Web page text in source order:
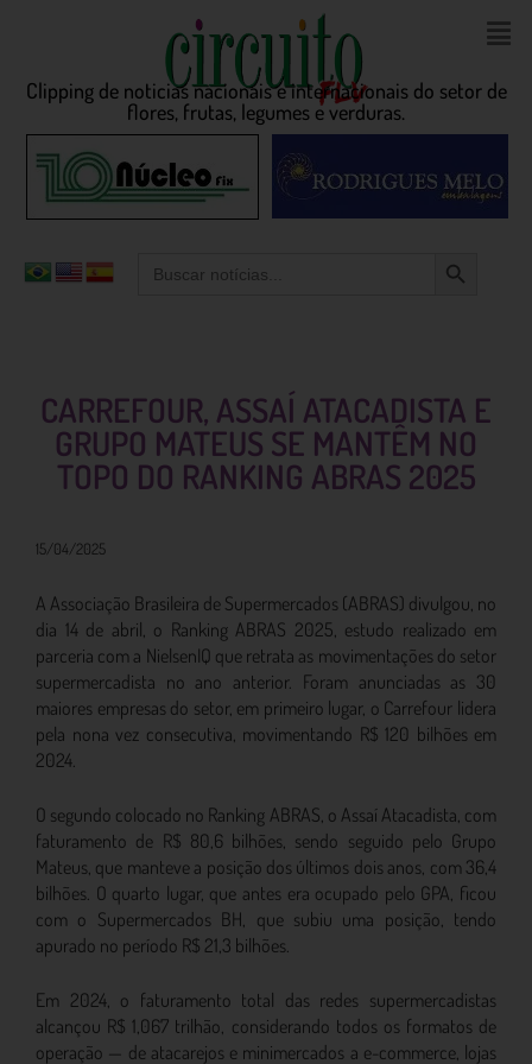
Clipping de noticias nacionais e internacionais do setor de
flores, frutas, legumes e verduras.
for:
CARREFOUR, ASSAÍ ATACADISTA E
GRUPO MATEUS SE MANTÊM NO
TOPO DO RANKING ABRAS 2025
15/04/2025
A Associação Brasileira de Supermercados (ABRAS) divulgou, no
dia 14 de abril, o Ranking ABRAS 2025, estudo realizado em
parceria com a NielsenIQ que retrata as movimentações do setor
supermercadista no ano anterior. Foram anunciadas as 30
maiores empresas do setor, em primeiro lugar, o Carrefour lidera
pela nona vez consecutiva, movimentando R$ 120 bilhões em
2024.
O segundo colocado no Ranking ABRAS, o Assaí Atacadista, com
faturamento de R$ 80,6 bilhões, sendo seguido pelo Grupo
Mateus, que manteve a posição dos últimos dois anos, com 36,4
bilhões. O quarto lugar, que antes era ocupado pelo GPA, ficou
com o Supermercados BH, que subiu uma posição, tendo
apurado no período R$ 21,3 bilhões.
Em 2024, o faturamento total das redes supermercadistas
alcançou R$ 1,067 trilhão, considerando todos os formatos de
operação — de atacarejos e minimercados a e-commerce, lojas